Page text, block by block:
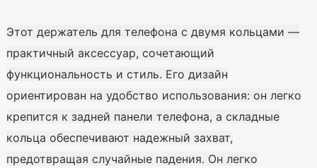
Этот держатель для телефона с двумя кольцами —
практичный аксессуар, сочетающий
функциональность и стиль. Его дизайн
ориентирован на удобство использования: он легко
крепится к задней панели телефона, а складные
кольца обеспечивают надежный захват,
предотвращая случайные падения. Он легко